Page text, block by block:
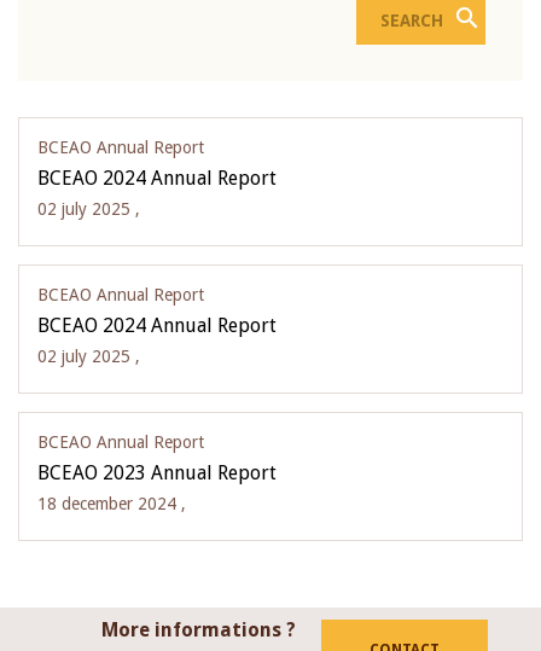
BCEAO Annual Report
BCEAO 2024 Annual Report
02 july 2025 ,
BCEAO Annual Report
BCEAO 2024 Annual Report
02 july 2025 ,
BCEAO Annual Report
BCEAO 2023 Annual Report
18 december 2024 ,
More informations ?